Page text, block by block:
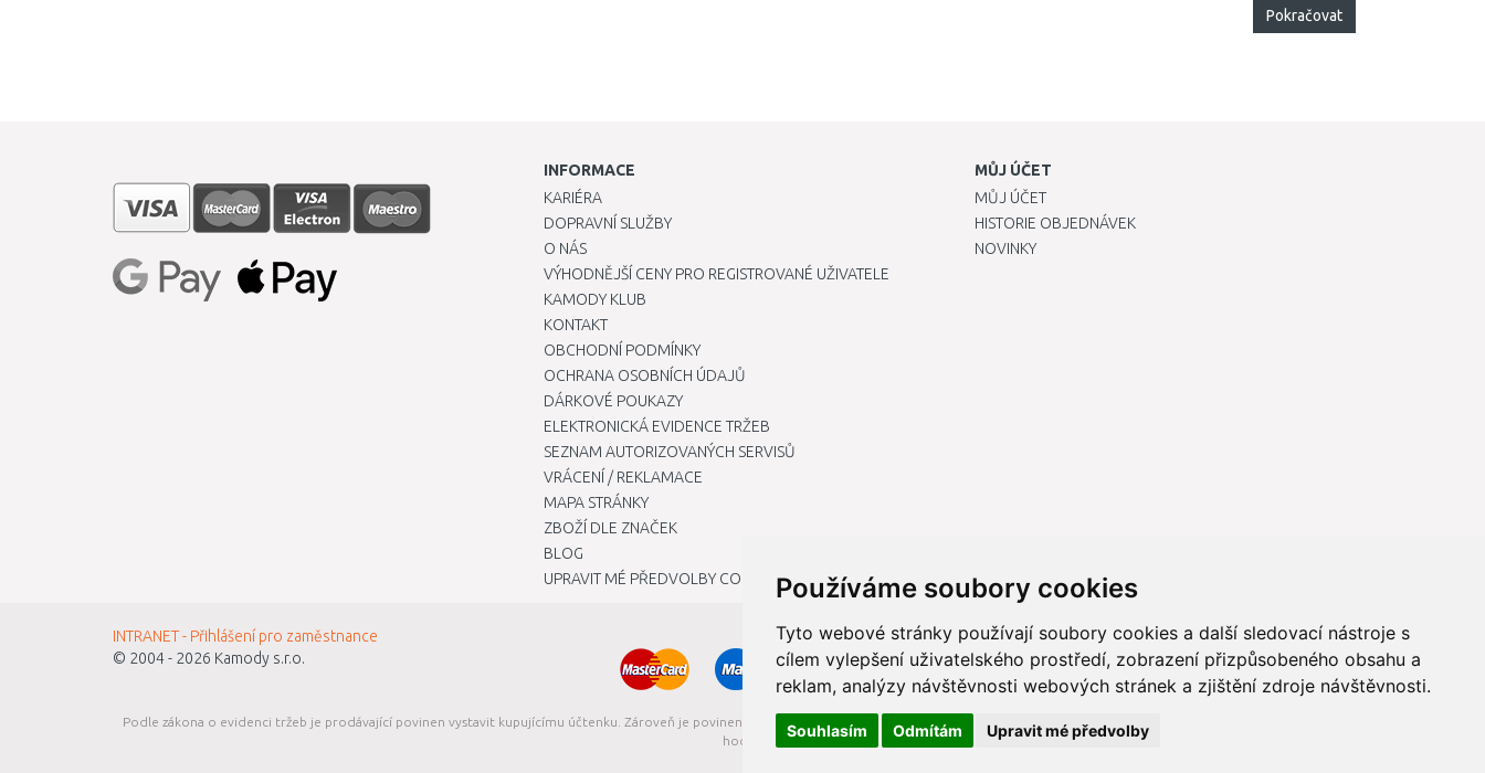
Používáme soubory cookies
Tyto webové stránky používají soubory cookies a další sledovací nástroje s
cílem vylepšení uživatelského prostředí, zobrazení přizpůsobeného obsahu a
reklam, analýzy návštěvnosti webových stránek a zjištění zdroje návštěvnosti.
Souhlasím Odmítám Upravit mé předvolby
Pokračovat
INFORMACE
KARIÉRA
DOPRAVNÍ SLUŽBY
O NÁS
VÝHODNĚJŠÍ CENY PRO REGISTROVANÉ UŽIVATELE
KAMODY KLUB
KONTAKT
OBCHODNÍ PODMÍNKY
OCHRANA OSOBNÍCH ÚDAJŮ
DÁRKOVÉ POUKAZY
ELEKTRONICKÁ EVIDENCE TRŽEB
SEZNAM AUTORIZOVANÝCH SERVISŮ
VRÁCENÍ / REKLAMACE
MAPA STRÁNKY
ZBOŽÍ DLE ZNAČEK
BLOG
UPRAVIT MÉ PŘEDVOLBY COOKIES
MŮJ ÚČET
MŮJ ÚČET
HISTORIE OBJEDNÁVEK
NOVINKY
INTRANET - Přihlášení pro zaměstnance
© 2004 - 2026 Kamody s.r.o.
Podle zákona o evidenci tržeb je prodávající povinen vystavit kupujícímu účtenku. Zároveň je povinen zaevidovat přijatou tržbu u správce daně online; v případě technického výpadku pak nejpozději do 48
hodin.